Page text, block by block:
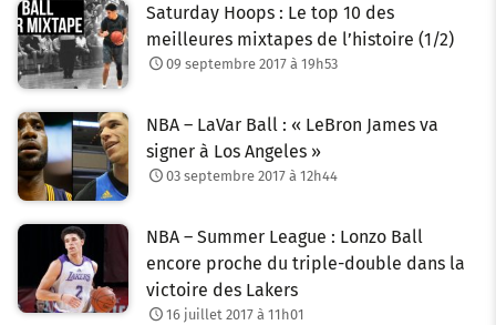
Saturday Hoops : Le top 10 des
meilleures mixtapes de l’histoire (1/2)
09 septembre 2017 à 19h53
NBA – LaVar Ball : « LeBron James va
signer à Los Angeles »
03 septembre 2017 à 12h44
NBA – Summer League : Lonzo Ball
encore proche du triple-double dans la
victoire des Lakers
16 juillet 2017 à 11h01